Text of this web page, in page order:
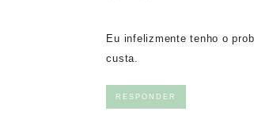
Eu infelizmente tenho o
custa.
RESPONDER